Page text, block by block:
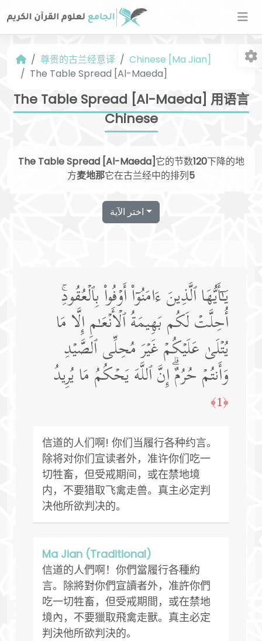
尊贵的古兰经意译
Chinese [Ma Jian]
The Table Spread [Al-Maeda]
The Table Spread [Al-Maeda] 用语言
Chinese
The Table Spread [Al-Maeda]它的节数120下降的地
方麦地那它在古兰经中的排列5
اختر الآية
یَـٰۤأَیُّهَا ٱلَّذِینَ ءَامَنُوۤا۟ أَوۡفُوا۟ بِٱلۡعُقُودِۚ
أُحِلَّتۡ لَكُم بَهِیمَةُ ٱلۡأَنۡعَـٰمِ إِلَّا مَا
یُتۡلَىٰ عَلَیۡكُمۡ غَیۡرَ مُحِلِّی ٱلصَّیۡدِ
وَأَنتُمۡ حُرُمٌۗ إِنَّ ٱللَّهَ یَحۡكُمُ مَا یُرِیدُ
﴿1﴾
信道的人们啊! 你们当履行各种约言。
除将对你们宣读者外，准许你们吃一
切牲畜，但受戒期间，或在禁地境
内，不要猎取飞禽走兽。真主必定判
决他所欲判决的。
Ma Jian (Traditional)
信道的人們啊！你們當履行各種約
言。除將對你們宣讀者外，准許你們
吃一切牲畜，但受戒期間，或在禁地
境內，不要獵取飛禽走獸。真主必定
判決他所欲判決的。